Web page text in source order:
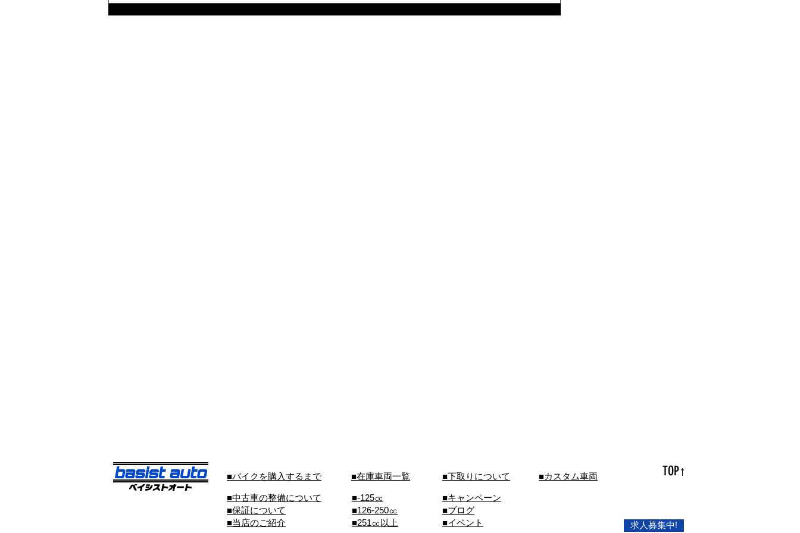
■バイクを購入するまで ■在庫車両一覧 ■下取りについて
■中古車の整備について
■保証について
■当店のご紹介
■-125㏄
■126-250㏄
■251㏄以上
■キャンペーン
■ブログ
■イベント
■カスタム車両 TOP↑
求人募集中!